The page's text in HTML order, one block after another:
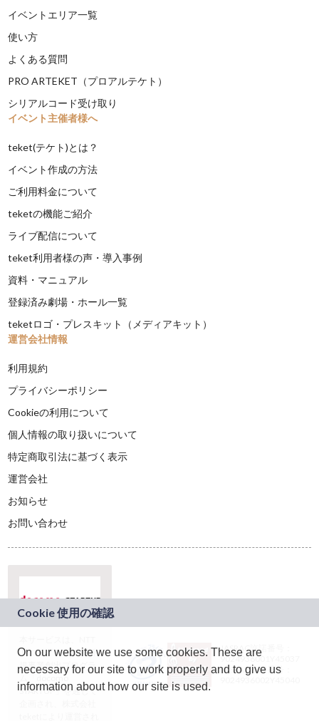
イベントエリア一覧
使い方
よくある質問
PRO ARTEKET（プロアルテケト）
シリアルコード受け取り
イベント主催者様へ
teket(テケト)とは？
イベント作成の方法
ご利用料金について
teketの機能ご紹介
ライブ配信について
teket利用者様の声・導入事例
資料・マニュアル
登録済み劇場・ホール一覧
teketロゴ・プレスキット（メディアキット）
運営会社情報
利用規約
プライバシーポリシー
Cookieの利用について
個人情報の取り扱いについて
特定商取引法に基づく表示
運営会社
お知らせ
お問い合わせ
ドコモグループの新
規事業創出プログラ
ム「docomo
STARTUP」を通じて
JASRAC許諾番号：
9024936001Y45037
JASRAC許諾番号：
On our website we use some cookies. These are
necessary for our site to work properly and to give us
information about how our site is used.